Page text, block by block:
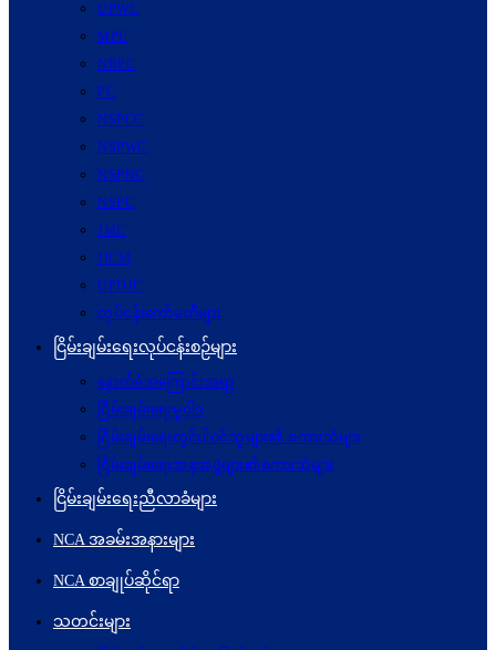
UPWC
MPC
NRPC
PC
NSPCC
NSPWC
NSPNC
NSPC
JMC
JICM
UPDJC
လုပ်ငန်းကော်မတီများ
ငြိမ်းချမ်းရေးလုပ်ငန်းစဉ်များ
နောက်ခံအကြောင်းအရာ
ငြိမ်းချမ်းရေးမူဝါဒ
ငြိမ်းချမ်းရေးတွင်ပါဝင်သူများ၏ စကားသံများ
ငြိမ်းချမ်းရေးအစုအဖွဲ့များ၏စကားသံများ
ငြိမ်းချမ်းရေးညီလာခံများ
NCA အခမ်းအနားများ
NCA စာချုပ်ဆိုင်ရာ
သတင်းများ